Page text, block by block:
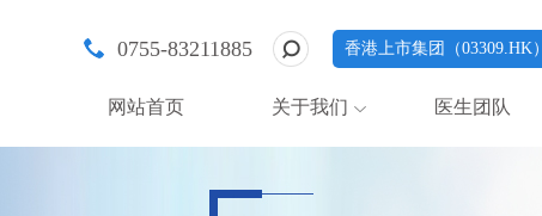
0755-83211885 香港上市集团（03309.HK）
网站首页 关于我们 医生团队